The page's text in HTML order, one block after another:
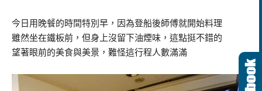
今日用晚餐的時間特別早，因為登船後師傅就開始料理
雖然坐在鐵板前，但身上沒留下油煙味，這點挺不錯的
望著眼前的美食與美景，難怪這行程人數滿滿